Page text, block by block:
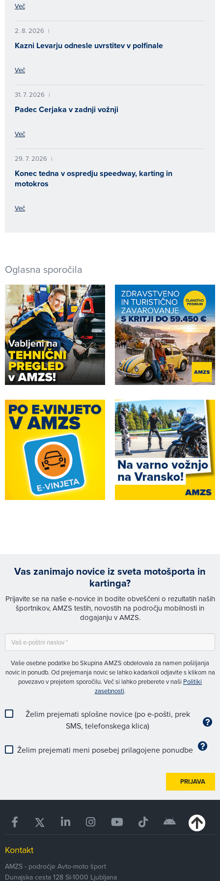
Več
2. 8. 2026 |
Kazni Levarju odnesle uvrstitev v polfinale
Več
31. 7. 2026 |
Padec Cerjaka v zadnji vožnji
Več
29. 7. 2026 |
Konec tedna v ospredju speedway, karting in
motokros
Več
Oglasna sporočila
Vas zanimajo novice iz sveta motošporta in
kartinga?
Prijavite se na naše e-novice in bodite obveščeni o rezultatih naših
športnikov, AMZS testih, novostih na področju mobilnosti in
dogajanju v AMZS.
Vaše osebne podatke bo Skupina AMZS obdelovala za namen pošiljanja
novic in ponudb. Od prejemanja novic se lahko kadarkoli odjavite s klikom na
povezavo v prejetem sporočilu. Več si lahko preberete v naši Politiki
zasebnosti.
Želim prejemati splošne novice (po e-pošti, prek
SMS, telefonskega klica)
Želim prejemati meni posebej prilagojene ponudbe
PRIJAVA
Kontakt
AMZS - področje Avto-moto šport
Dunajska cesta 128 SI-1000 Ljubljana